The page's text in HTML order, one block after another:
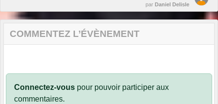
par Daniel Delisle
COMMENTEZ L’ÉVÈNEMENT
Connectez-vous pour pouvoir participer aux
commentaires.